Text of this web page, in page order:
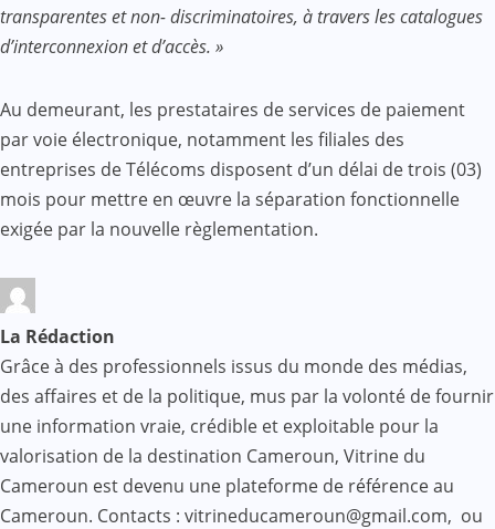
transparentes et non- discriminatoires, à travers les catalogues
d’interconnexion et d’accès. »
Au demeurant, les prestataires de services de paiement
par voie électronique, notamment les filiales des
entreprises de Télécoms disposent d’un délai de trois (03)
mois pour mettre en œuvre la séparation fonctionnelle
exigée par la nouvelle règlementation.
La Rédaction
Grâce à des professionnels issus du monde des médias,
des affaires et de la politique, mus par la volonté de fournir
une information vraie, crédible et exploitable pour la
valorisation de la destination Cameroun, Vitrine du
Cameroun est devenu une plateforme de référence au
Cameroun. Contacts : vitrineducameroun@gmail.com, ou